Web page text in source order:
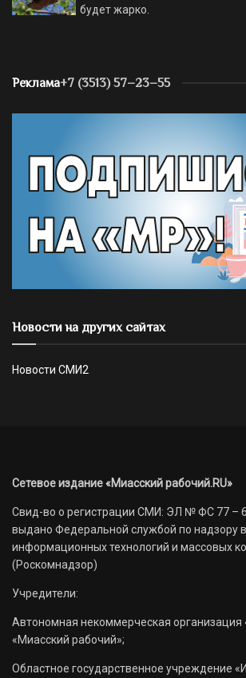
будет жарко.
Реклама+7 (3513) 57–23–55
Новости на других сайтах
Новости СМИ2
Сетевое издание «Миасский рабочий.RU»
Свид-во о регистрации СМИ: ЭЛ № ФС 77 –
выдано Федеральной службой по надзору
информационных технологий и массовых
(Роскомнадзор)
Учредители:
Автономная некоммерческая организация
«Миасский рабочий»;
Областное государственное учреждение